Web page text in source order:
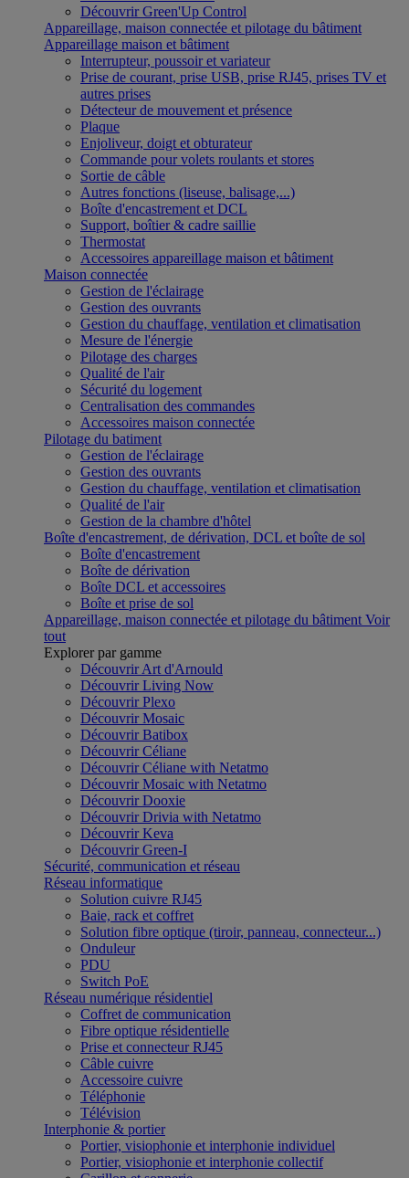
Découvrir Green'Up Control
Appareillage, maison connectée et pilotage du bâtiment
Appareillage maison et bâtiment
Interrupteur, poussoir et variateur
Prise de courant, prise USB, prise RJ45, prises TV et
autres prises
Détecteur de mouvement et présence
Plaque
Enjoliveur, doigt et obturateur
Commande pour volets roulants et stores
Sortie de câble
Autres fonctions (liseuse, balisage,...)
Boîte d'encastrement et DCL
Support, boîtier & cadre saillie
Thermostat
Accessoires appareillage maison et bâtiment
Maison connectée
Gestion de l'éclairage
Gestion des ouvrants
Gestion du chauffage, ventilation et climatisation
Mesure de l'énergie
Pilotage des charges
Qualité de l'air
Sécurité du logement
Centralisation des commandes
Accessoires maison connectée
Pilotage du batiment
Gestion de l'éclairage
Gestion des ouvrants
Gestion du chauffage, ventilation et climatisation
Qualité de l'air
Gestion de la chambre d'hôtel
Boîte d'encastrement, de dérivation, DCL et boîte de sol
Boîte d'encastrement
Boîte de dérivation
Boîte DCL et accessoires
Boîte et prise de sol
Appareillage, maison connectée et pilotage du bâtiment Voir
tout
Explorer par gamme
Découvrir Art d'Arnould
Découvrir Living Now
Découvrir Plexo
Découvrir Mosaic
Découvrir Batibox
Découvrir Céliane
Découvrir Céliane with Netatmo
Découvrir Mosaic with Netatmo
Découvrir Dooxie
Découvrir Drivia with Netatmo
Découvrir Keva
Découvrir Green-I
Sécurité, communication et réseau
Réseau informatique
Solution cuivre RJ45
Baie, rack et coffret
Solution fibre optique (tiroir, panneau, connecteur...)
Onduleur
PDU
Switch PoE
Réseau numérique résidentiel
Coffret de communication
Fibre optique résidentielle
Prise et connecteur RJ45
Câble cuivre
Accessoire cuivre
Téléphonie
Télévision
Interphonie & portier
Portier, visiophonie et interphonie individuel
Portier, visiophonie et interphonie collectif